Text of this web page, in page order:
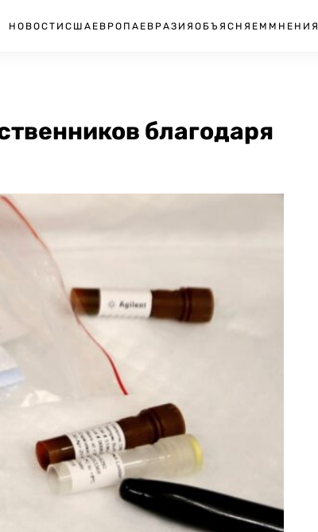
НОВОСТИ США ЕВРОПА ЕВРАЗИЯ ОБЪЯСНЯЕМ МНЕНИЯ
благодаря